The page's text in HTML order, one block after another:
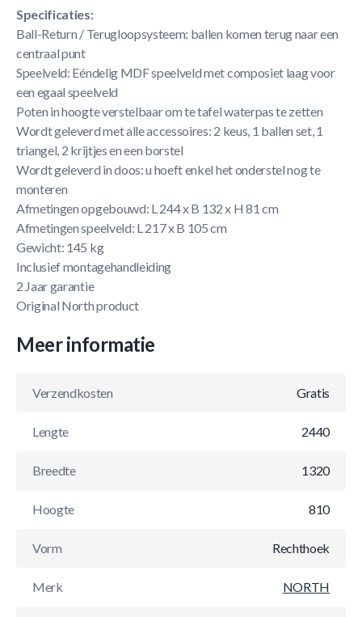
Specificaties:
Ball-Return / Terugloopsysteem: ballen komen terug naar een
centraal punt
Speelveld: Eéndelig MDF speelveld met composiet laag voor
een egaal speelveld
Poten in hoogte verstelbaar om te tafel waterpas te zetten
Wordt geleverd met alle accessoires: 2 keus, 1 ballen set, 1
triangel, 2 krijtjes en een borstel
Wordt geleverd in doos: u hoeft enkel het onderstel nog te
monteren
Afmetingen opgebouwd: L 244 x B 132 x H 81 cm
Afmetingen speelveld: L 217 x B 105 cm
Gewicht: 145 kg
Inclusief montagehandleiding
2 Jaar garantie
Original North product
Meer informatie
Verzendkosten Gratis
Lengte 2440
Breedte 1320
Hoogte 810
Vorm Rechthoek
Merk NORTH